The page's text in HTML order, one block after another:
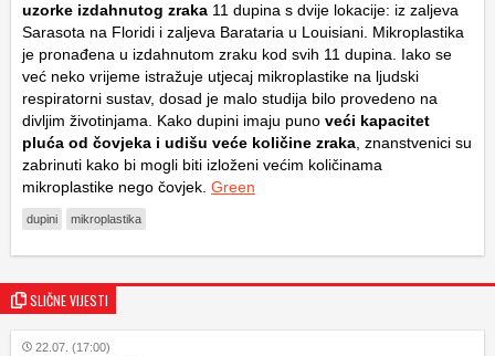
uzorke izdahnutog zraka 11 dupina s dvije lokacije: iz zaljeva
Sarasota na Floridi i zaljeva Barataria u Louisiani. Mikroplastika
je pronađena u izdahnutom zraku kod svih 11 dupina. Iako se
već neko vrijeme istražuje utjecaj mikroplastike na ljudski
respiratorni sustav, dosad je malo studija bilo provedeno na
divljim životinjama. Kako dupini imaju puno veći kapacitet
pluća od čovjeka i udišu veće količine zraka , znanstvenici su
zabrinuti kako bi mogli biti izloženi većim količinama
mikroplastike nego čovjek. Green
dupini mikroplastika
SLIČNE VIJESTI
22.07. (17:00)